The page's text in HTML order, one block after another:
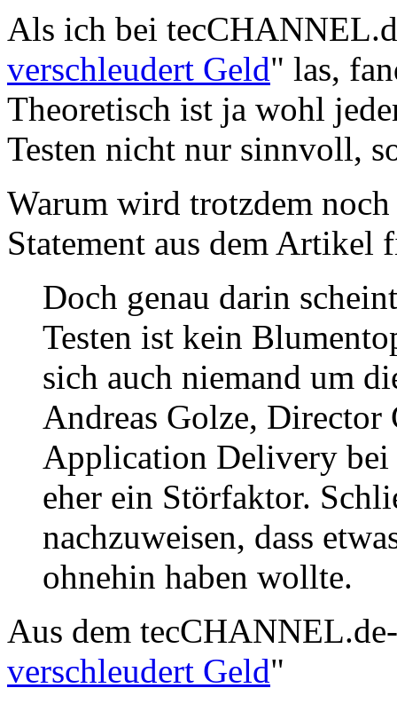
Als ich bei
verschleudert Geld" las,
Theoretisch ist ja wohl
Testen nicht nur sinnvoll,
Warum wird trotzdem
Statement aus dem Artikel
Doch genau darin
Testen ist kein
sich auch niemand um
Andreas Golze,
Application Delivery
eher ein Störfaktor.
nachzuweisen, dass
ohnehin haben wollte.
Aus dem
verschleudert Geld"